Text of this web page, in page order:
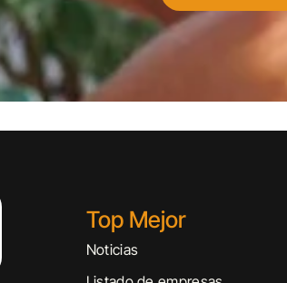
Top Mejor
Noticias